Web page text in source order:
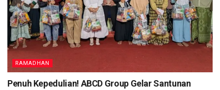
RAMADHAN
Penuh Kepedulian! ABCD Group Gelar Santunan